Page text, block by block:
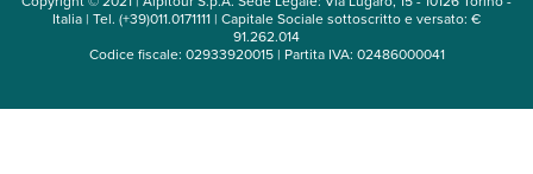
Italia | Tel. (+39)011.0171111 | Capitale Sociale sottoscritto e versato: €
91.262.014
Codice fiscale: 02933920015 | Partita IVA: 02486000041